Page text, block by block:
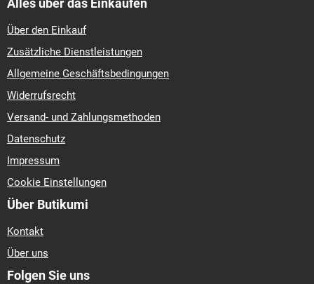
Alles über das Einkaufen
Über den Einkauf
Zusätzliche Dienstleistungen
Allgemeine Geschäftsbedingungen
Widerrufsrecht
Versand- und Zahlungsmethoden
Datenschutz
Impressum
Cookie Einstellungen
Über Butikumi
Kontakt
Über uns
Folgen Sie uns